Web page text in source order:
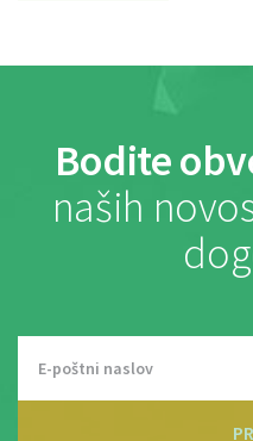
Bodite
naših